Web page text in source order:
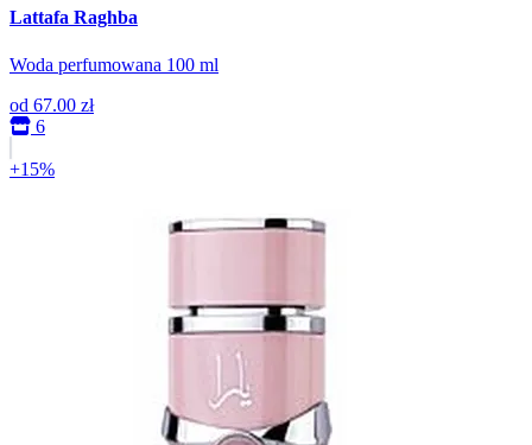
Lattafa Raghba
Woda perfumowana 100 ml
od 67.00 zł
6
+15%